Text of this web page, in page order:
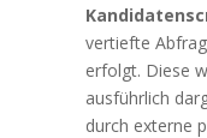
vertiefte
erfolgt. Diese
ausführlich
durch externe